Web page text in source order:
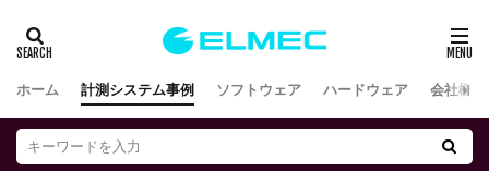
ホーム 計測システム事例 ソフトウェア ハードウェア 会社概要